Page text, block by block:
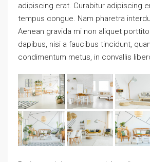
adipiscing erat. Curabitur adipiscing
tempus congue. Nam pharetra
Aenean gravida mi non aliquet
dapibus, nisi a faucibus tincidunt,
condimentum metus, in convallis